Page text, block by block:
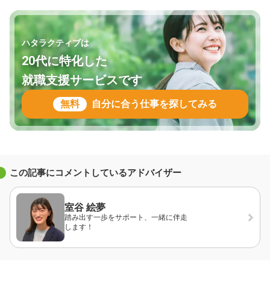
ハタラクティブは
20代に特化した
就職支援サービスです
無料 自分に合う仕事を探してみる
この記事にコメントしているアドバイザー
室谷 絵夢
踏み出す一歩をサポート、一緒に伴走
します！